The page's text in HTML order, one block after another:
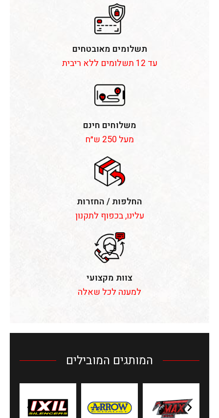
תשלומים מאובטחים
עד 12 תשלומים ללא ריבית
משלוחים חינם
מעל 250 ש״ח
החלפות / החזרות
עלינו, בכפוף לתקנון
צוות מקצועי
למענה לכל שאלה
המותגים המובילים